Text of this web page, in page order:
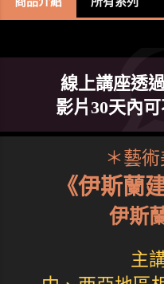
線上講座透
影片30天內
＊藝
《伊斯蘭
伊斯
主